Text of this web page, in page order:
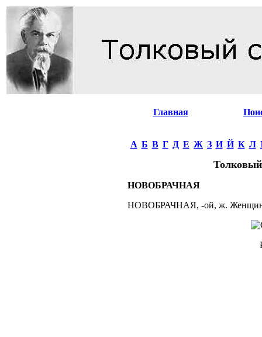
Главная
А Б В Г Д Е Ж З И Й К Л
НОВОБРАЧНАЯ
НОВОБРАЧНАЯ, -ой, ж. Женщина,